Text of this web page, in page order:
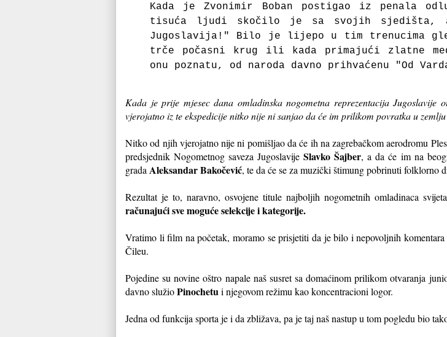
Kada je Zvonimir Boban postigao iz penala
tisuća ljudi skočilo je sa svojih sjedišta,
Jugoslavija!" Bilo je lijepo u tim trenucima
trče počasni krug ili kada primajući zlatne
onu poznatu, od naroda davno prihvaćenu "Od
Kada je prije mjesec dana omladinska nogometna reprezentacija Jugoslavije
vjerojatno iz te ekspedicije nitko nije ni sanjao da će im prilikom povratka u
Nitko od njih vjerojatno nije ni pomišljao da će ih na zagrebačkom aerodromu
predsjednik Nogometnog saveza JugoslavijeSlavko Šajber, a da će im na
grada Aleksandar Bakočević, te da će se za muzički štimung pobrinuti folklorno
Rezultat je to, naravno, osvojene titule najboljih nogometnih omladinaca
računajući sve moguće selekcije i kategorije.
Vratimo li film na početak, moramo se prisjetiti da je bilo i nepovoljnih
Čileu.
Pojedine su novine oštro napale naš susret sa domaćinom prilikom otvaranja
davno služioPinochetu i njegovom režimu kao koncentracioni logor.
Jedna od funkcija sporta je i da zbližava, pa je taj naš nastup u tom pogledu bio